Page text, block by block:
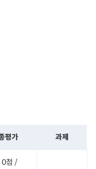
평가 과제
0점 /